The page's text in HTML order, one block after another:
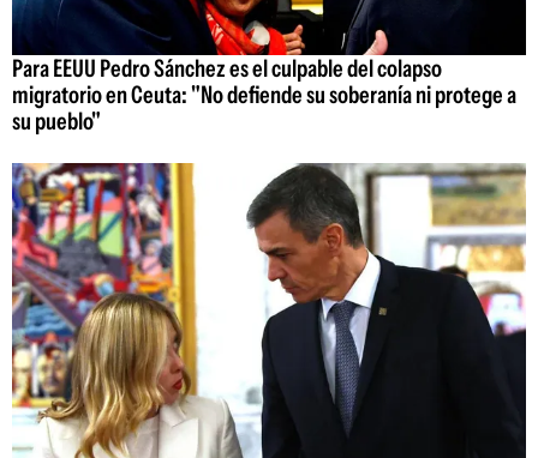
Para EEUU Pedro Sánchez es el culpable del colapso
migratorio en Ceuta: "No defiende su soberanía ni protege a
su pueblo"